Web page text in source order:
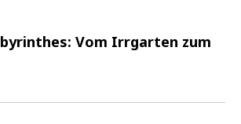
Vom Irrgarten zum